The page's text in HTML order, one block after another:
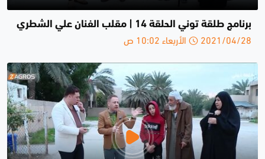
برنامج طلقة توني الحلقة 14 | مقلب الفنان علي الشطري
2021/04/28 الأربعاء 10:02 ص